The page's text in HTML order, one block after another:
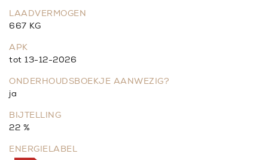
LAADVERMOGEN
667 KG
APK
tot 13-12-2026
ONDERHOUDSBOEKJE AANWEZIG?
ja
BIJTELLING
22 %
ENERGIELABEL